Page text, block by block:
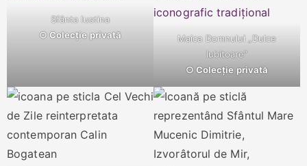
Sfânta Iustina
○ Colecție privată
Maica Domnului „Dulce
Iubitoare”
○ Colecție privată